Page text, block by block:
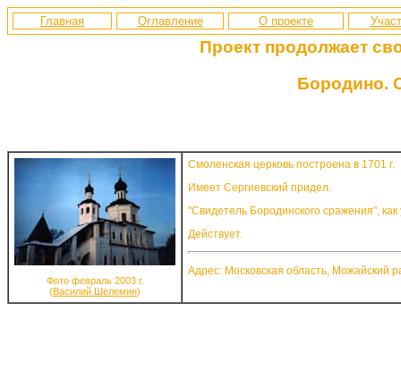
Главная Оглавление О проекте
Проект продолжает
Бородино.
Фото февраль 2003 г.
(Василий Шелемин)
Смоленская церковь построена в 1701 г.
Имеет Сергиевский придел.
"Свидетель Бородинского сражения",
Действует.
Адрес: Московская область, Можайский